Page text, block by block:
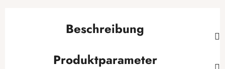
Beschreibung
Produktparameter